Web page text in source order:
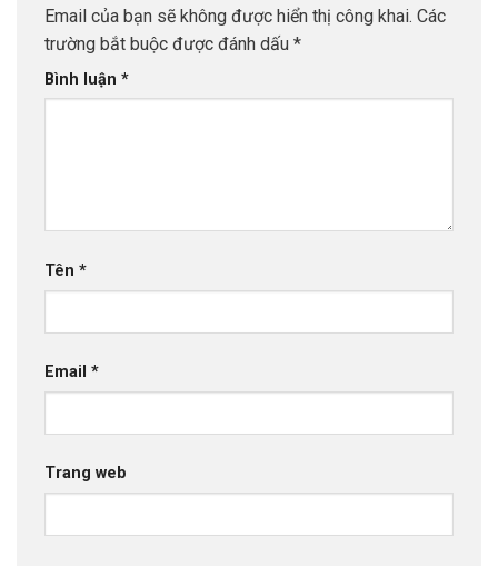
Email của bạn sẽ không được hiển thị công khai. Các
trường bắt buộc được đánh dấu *
Bình luận *
Tên *
Email *
Trang web